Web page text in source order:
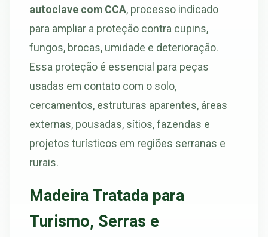
autoclave com CCA, processo indicado
para ampliar a proteção contra cupins,
fungos, brocas, umidade e deterioração.
Essa proteção é essencial para peças
usadas em contato com o solo,
cercamentos, estruturas aparentes, áreas
externas, pousadas, sítios, fazendas e
projetos turísticos em regiões serranas e
rurais.
Madeira Tratada para
Turismo, Serras e